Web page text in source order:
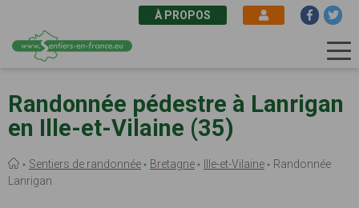
au
contenu
principal
À PROPOS
Randonnée pédestre à Lanrigan
en Ille-et-Vilaine (35)
Fil
d'Ariane
Sentiers de randonnée Bretagne Ille-et-Vilaine
Randonnée
Lanrigan